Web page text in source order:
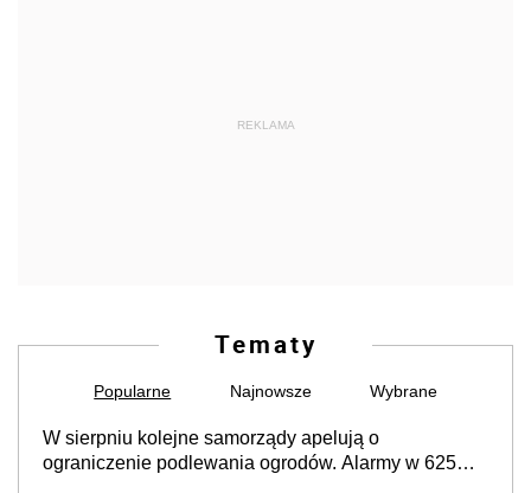
REKLAMA
Tematy
Popularne Najnowsze Wybrane
W sierpniu kolejne samorządy apelują o
ograniczenie podlewania ogrodów. Alarmy w 625